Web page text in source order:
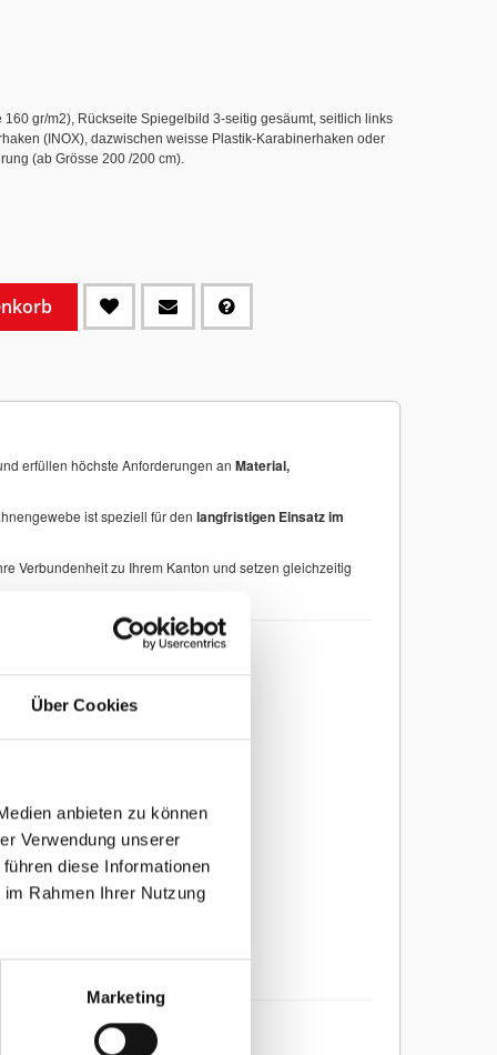
Über Cookies
anbieten zu können
Verwendung unserer
diese Informationen
Rahmen Ihrer Nutzung
Marketing
gr/m2), Rückseite Spiegelbild 3-seitig gesäumt, seitlich links
(INOX), dazwischen weisse Plastik-Karabinerhaken oder
(ab Grösse 200 /200 cm).
erfüllen höchste Anforderungen an Material,
ist speziell für den langfristigen Einsatz im
Verbundenheit zu Ihrem Kanton und setzen gleichzeitig